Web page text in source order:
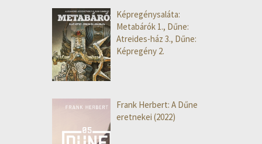
Képregénysaláta:
Metabárók 1., Dűne:
Atreides-ház 3., Dűne:
Képregény 2.
Frank Herbert: A Dűne
eretnekei (2022)